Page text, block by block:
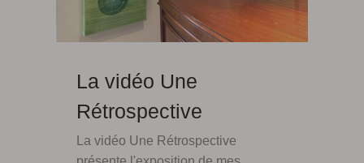
La vidéo Une
Rétrospective
La vidéo Une Rétrospective